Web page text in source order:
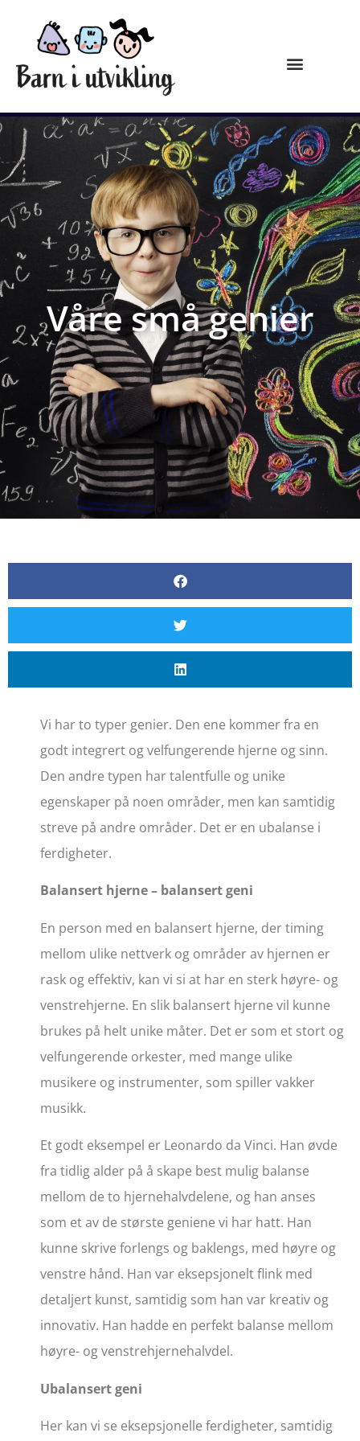
Våre små genier
Vi har to typer genier. Den ene kommer fra en
godt integrert og velfungerende hjerne og sinn.
Den andre typen har talentfulle og unike
egenskaper på noen områder, men kan samtidig
streve på andre områder. Det er en ubalanse i
ferdigheter.
Balansert hjerne – balansert geni
En person med en balansert hjerne, der timing
mellom ulike nettverk og områder av hjernen er
rask og effektiv, kan vi si at har en sterk høyre- og
venstrehjerne. En slik balansert hjerne vil kunne
brukes på helt unike måter. Det er som et stort og
velfungerende orkester, med mange ulike
musikere og instrumenter, som spiller vakker
musikk.
Et godt eksempel er Leonardo da Vinci. Han øvde
fra tidlig alder på å skape best mulig balanse
mellom de to hjernehalvdelene, og han anses
som et av de største geniene vi har hatt. Han
kunne skrive forlengs og baklengs, med høyre og
venstre hånd. Han var eksepsjonelt flink med
detaljert kunst, samtidig som han var kreativ og
innovativ. Han hadde en perfekt balanse mellom
høyre- og venstrehjernehalvdel.
Ubalansert geni
Her kan vi se eksepsjonelle ferdigheter, samtidig